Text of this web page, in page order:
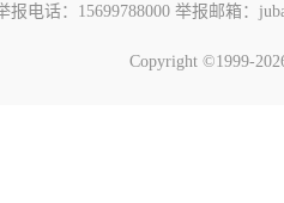
电话：15699788000 举报邮箱：
Copyright ©1999-